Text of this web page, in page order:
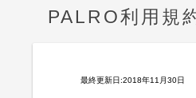
PALRO利用規
最終更新日:2018年11月30日